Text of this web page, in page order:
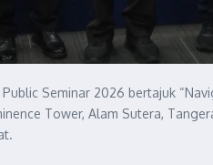
Seminar 2026 bertajuk
Tower, Alam Sutera,